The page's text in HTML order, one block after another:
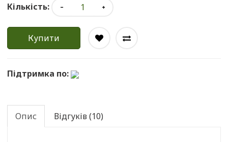
Кількість:
Купити
Підтримка по:
Опис Відгуків (10)